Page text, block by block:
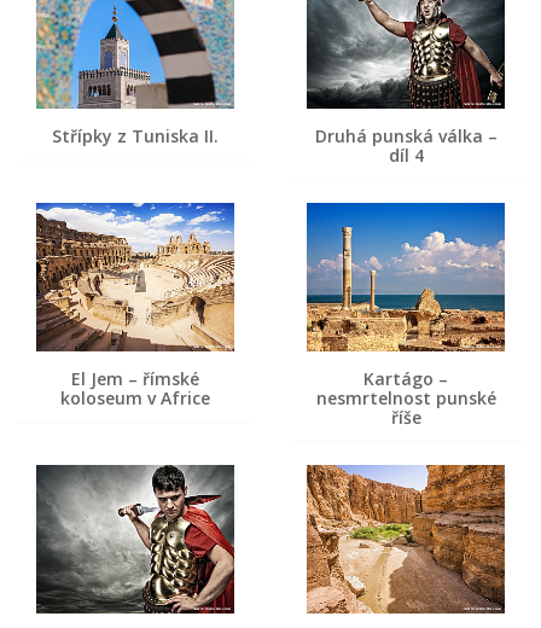
Střípky z Tuniska II.
Druhá punská válka –
díl 4
El Jem – římské
koloseum v Africe
Kartágo –
nesmrtelnost punské
říše